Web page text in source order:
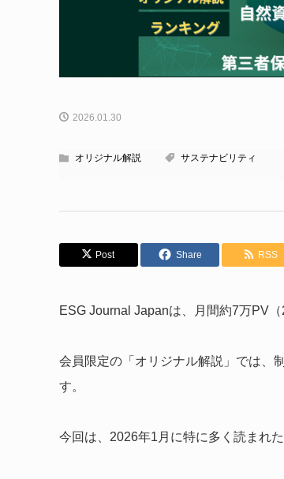
2026.01.30
オリジナル解説 サステナビリティ
Post Share RSS
ESG Journal Japanは、月間約7万PV
会員限定の「オリジナル解説」では、
す。
今回は、2026年1月に特に多く読まれ